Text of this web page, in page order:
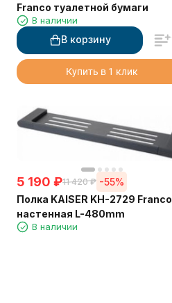
Franco туалетной бумаги
В наличии
В корзину
Купить в 1 клик
5 190 ₽11 420 ₽ -55%
Полка KAISER KH-2729 Franco
настенная L-480mm
В наличии